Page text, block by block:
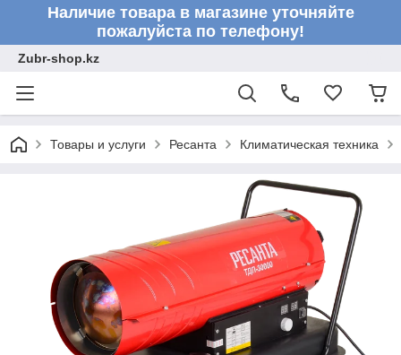
Наличие товара в магазине уточняйте
пожалуйста по телефону!
Zubr-shop.kz
Товары и услуги Ресанта Климатическая техника